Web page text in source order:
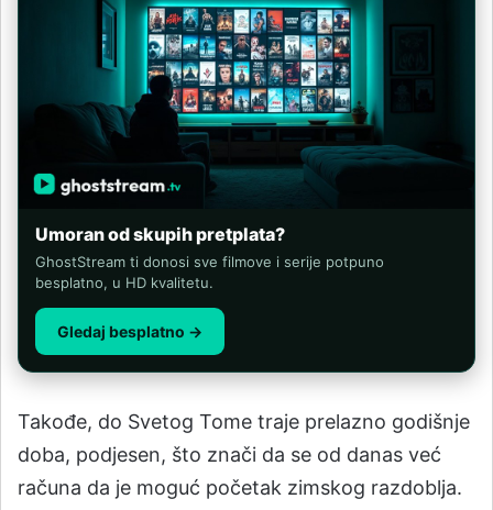
Umoran od skupih pretplata?
GhostStream ti donosi sve filmove i serije potpuno
besplatno, u HD kvalitetu.
Gledaj besplatno →
Takođe, do Svetog Tome traje prelazno godišnje
doba, podjesen, što znači da se od danas već
računa da je moguć početak zimskog razdoblja.